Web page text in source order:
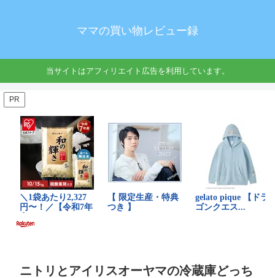
ママの買い物レビュー録
当サイトはアフィリエイト広告を利用しています。
PR
ニトリとアイリスオーヤマの冷蔵庫どっち